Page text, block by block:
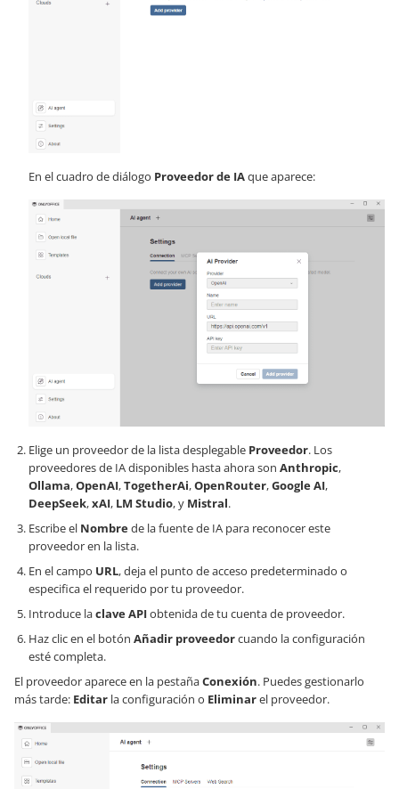
En el cuadro de diálogo Proveedor de IAque aparece:
Elige un proveedor de la lista desplegable Proveedor. Los
proveedores de IA disponibles hasta ahora son Anthropic,
Ollama,OpenAI,TogetherAi,OpenRouter,Google AI,
DeepSeek,xAI, LM Studio, y Mistral.
Escribe el Nombrede la fuente de IA para reconocer este
proveedor en la lista.
En el campo URL, deja el punto de acceso predeterminado o
especifica el requerido por tu proveedor.
Introduce laclave APIobtenida de tu cuenta de proveedor.
Haz clic en el botón Añadir proveedorcuando la configuración
esté completa.
El proveedor aparece en la pestañaConexión. Puedes gestionarlo
más tarde: Editar la configuración o Eliminarel proveedor.